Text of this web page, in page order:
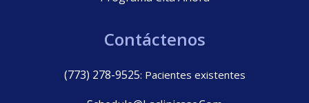
Contáctenos
(773) 278-9525: Pacientes existentes